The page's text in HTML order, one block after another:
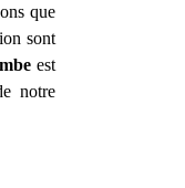
que
sont
est
notre